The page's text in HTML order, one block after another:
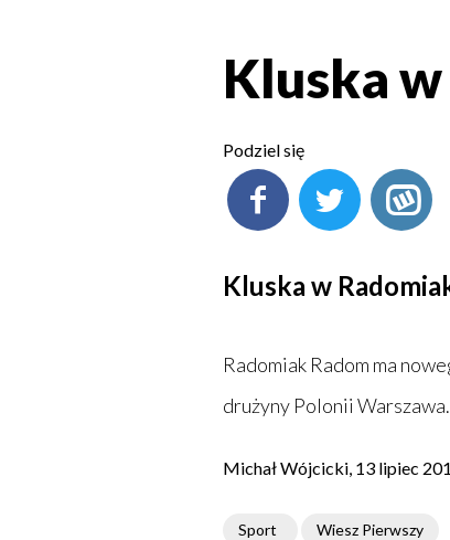
Kluska
Podziel się
Kluska w
Radomiak Radom ma
drużyny Polonii Warszawa.
Michał Wójcicki, 13 lipiec
Sport Wiesz Pierwszy